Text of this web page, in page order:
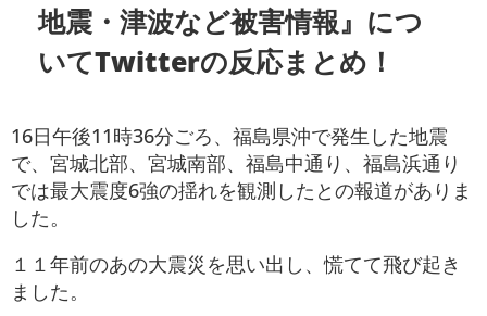
地震・津波など被害情報』につ
いてTwitterの反応まとめ！
16日午後11時36分ごろ、福島県沖で発生した地震
で、宮城北部、宮城南部、福島中通り、福島浜通り
では最大震度6強の揺れを観測したとの報道がありま
した。
１１年前のあの大震災を思い出し、慌てて飛び起き
ました。